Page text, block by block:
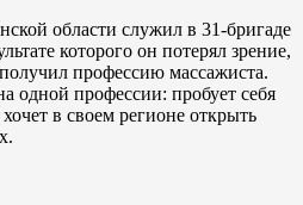
области служил в 31-бригаде
которого он потерял зрение,
профессию массажиста.
одной профессии: пробует себя
в своем регионе открыть